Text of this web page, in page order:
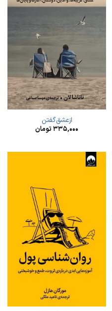
ازعشق‌گفتن
۳۳۵,۰۰۰تومان